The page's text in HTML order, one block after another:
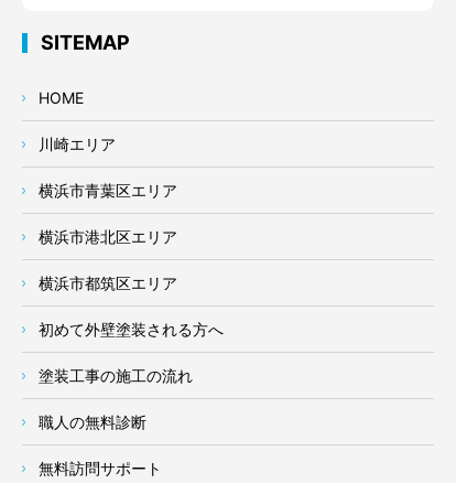
SITEMAP
HOME
川崎エリア
横浜市青葉区エリア
横浜市港北区エリア
横浜市都筑区エリア
初めて外壁塗装される方へ
塗装工事の施工の流れ
職人の無料診断
無料訪問サポート